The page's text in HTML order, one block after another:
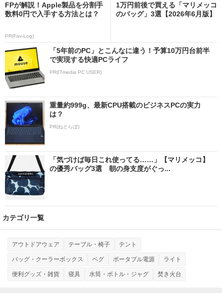
FPが解説！Apple製品を分割手
数料0円で入手する方法とは？
PR(Fav-Log)
1万円前後で買える「マリメッコ
のバッグ」3選【2026年6月版】
「5年前のPC」とこんなに違う！予算10万円台前半
で実現する快適PCライフ
PR(ITmedia PC USER)
重量約999g、最新CPU搭載のビジネスPCの実力
は？
PR(ねとらぼ)
「気づけば毎日これ使ってる……」【マリメッコ】
の優秀バッグ3選 朝の身支度がぐっ...
カテゴリ一覧
アウトドアウェア テーブル・椅子 テント
バッグ・クーラーボックス ペグ ポータブル電源 ライト
便利グッズ・雑貨 寝具 水筒・ボトル・ジャグ 焚き火台